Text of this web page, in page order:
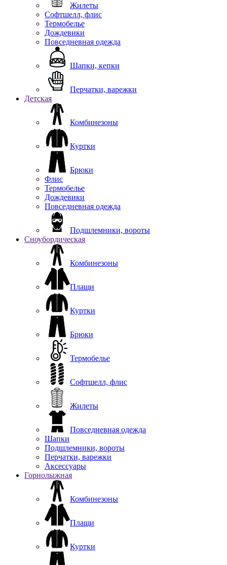
Жилеты
Софтшелл, флис
Термобелье
Дождевики
Повседневная одежда
Шапки, кепки
Перчатки, варежки
Детская
Комбинезоны
Куртки
Брюки
Флис
Термобелье
Дождевики
Повседневная одежда
Подшлемники, вороты
Сноубордическая
Комбинезоны
Плащи
Куртки
Брюки
Термобелье
Софтшелл, флис
Жилеты
Повседневная одежда
Шапки
Подшлемники, вороты
Перчатки, варежки
Аксессуары
Горнолыжная
Комбинезоны
Плащи
Куртки